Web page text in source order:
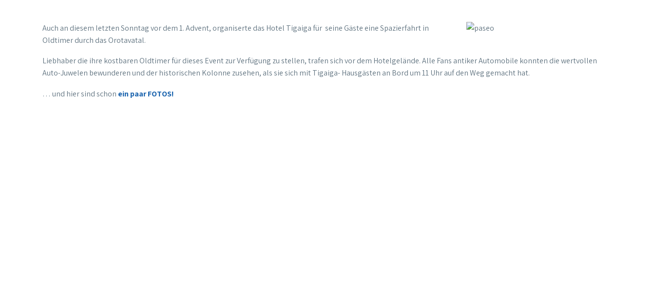
Auch an diesem letzten Sonntag vordem 1. Advent, organiserte das Hotel Tigaiga für seine Gäste eine Spazierfahrt in
Oldtimer durch das Orotavatal.
Liebhaber die ihre kostbaren Oldtimer für dieses Event zur Verfügung zu stellen, trafen sich vor dem Hotelgelände. Alle Fans antiker Automobile konnten die wertvollen
Auto-Juwelen bewunderen und der historischen Kolonne zusehen, als sie sich mit Tigaiga- Hausgästen an Bord um 11 Uhr auf den Weg gemacht hat.
… und hier sind schon ein paar FOTOS!